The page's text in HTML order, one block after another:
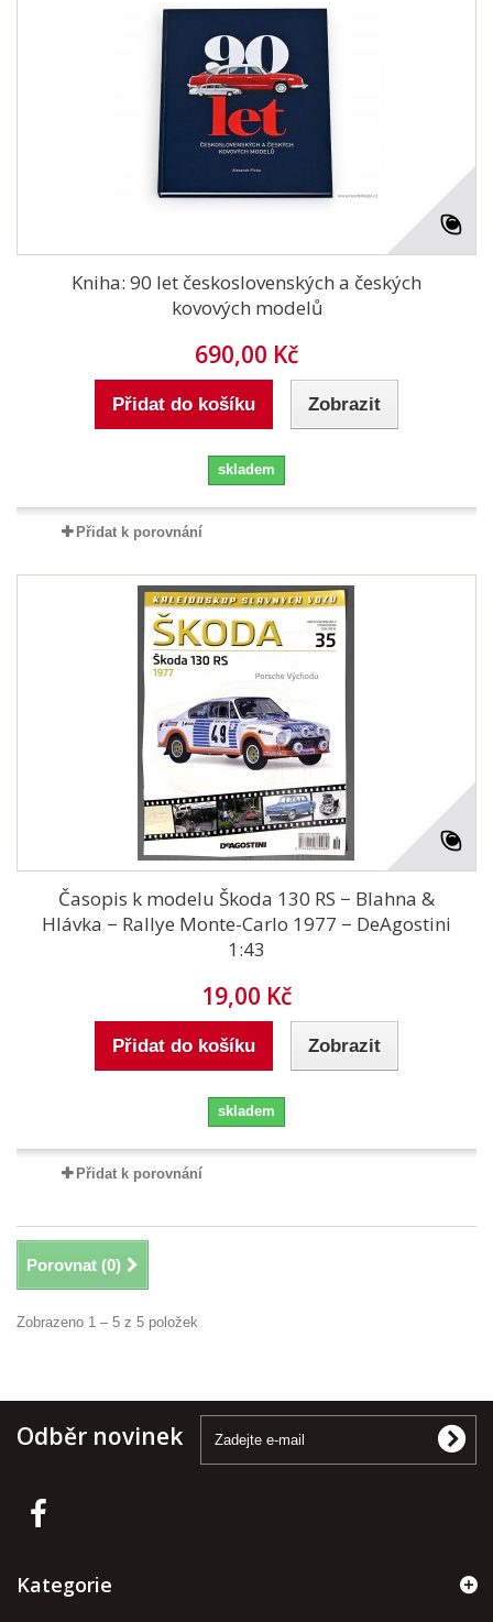
Kniha: 90 let československých a českých
kovových modelů
690,00 Kč
Přidat do košíku Zobrazit
skladem
Přidat k porovnání
Časopis k modelu Škoda 130 RS − Blahna &
Hlávka − Rallye Monte-Carlo 1977 − DeAgostini
1:43
19,00 Kč
Přidat do košíku Zobrazit
skladem
Přidat k porovnání
Porovnat (0)
Zobrazeno 1 – 5 z 5 položek
Odběr novinek
Kategorie